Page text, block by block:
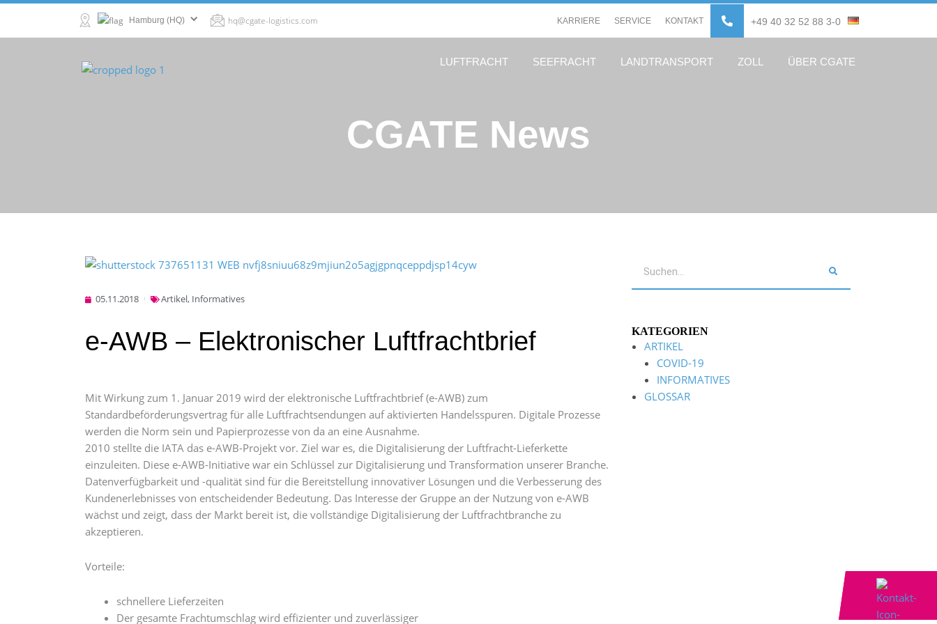
Hamburg (HQ) hq@cgate-logistics.com KARRIERE SERVICE KONTAKT +49 40 32 52 88 3-0
LUFTFRACHT SEEFRACHT LANDTRANSPORT ZOLL ÜBER CGATE
CGATE News
05.11.2018 Artikel, Informatives
e-AWB – Elektronischer Luftfrachtbrief
Mit Wirkung zum 1. Januar 2019 wird der elektronische Luftfrachtbrief (e-AWB) zum
Standardbeförderungsvertrag für alle Luftfrachtsendungen auf aktivierten Handelsspuren. Digitale Prozesse
werden die Norm sein und Papierprozesse von da an eine Ausnahme.
2010 stellte die IATA das e-AWB-Projekt vor. Ziel war es, die Digitalisierung der Luftfracht-Lieferkette
einzuleiten. Diese e-AWB-Initiative war ein Schlüssel zur Digitalisierung und Transformation unserer Branche.
Datenverfügbarkeit und -qualität sind für die Bereitstellung innovativer Lösungen und die Verbesserung des
Kundenerlebnisses von entscheidender Bedeutung. Das Interesse der Gruppe an der Nutzung von e-AWB
wächst und zeigt, dass der Markt bereit ist, die vollständige Digitalisierung der Luftfrachtbranche zu
akzeptieren.
Vorteile:
schnellere Lieferzeiten
Der gesamte Frachtumschlag wird effizienter und zuverlässiger
KATEGORIEN
ARTIKEL
COVID-19
INFORMATIVES
GLOSSAR